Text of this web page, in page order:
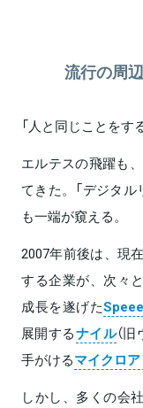
流行の周
「人と同じことをす
エルテスの飛躍も
てきた。「デジタ
も一端が窺える。
2007年前後は、現
する企業が、次々
成長を遂げたSpeee
展開するナイル（
手がけるマイクロ
しかし、多くの会